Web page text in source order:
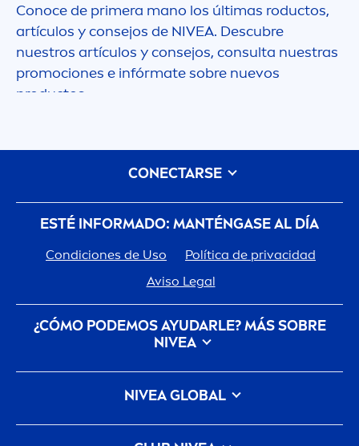
Conoce de primera mano los últimas roductos,
artículos y consejos de NIVEA. Descubre
nuestros artículos y consejos, consulta nuestras
promociones e infórmate sobre nuevos
productos.
ESTÉ INFORMADO: MANTÉNGASE AL DÍA
Condiciones de Uso
Política de privacidad
Aviso Legal
¿CÓMO PODEMOS AYUDARLE? MÁS SOBRE
NIVEA
Historia De La Marca
Trabajar en Beiersdorf
cuida del planeta
NIVEAGLOBAL
NIVEAInternacional
CONECTARSE